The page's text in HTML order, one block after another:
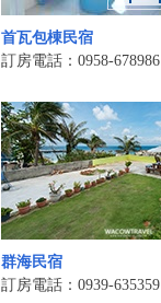
首瓦包棟民宿
訂房電話：0958-678986
群海民宿
訂房電話：0939-635359